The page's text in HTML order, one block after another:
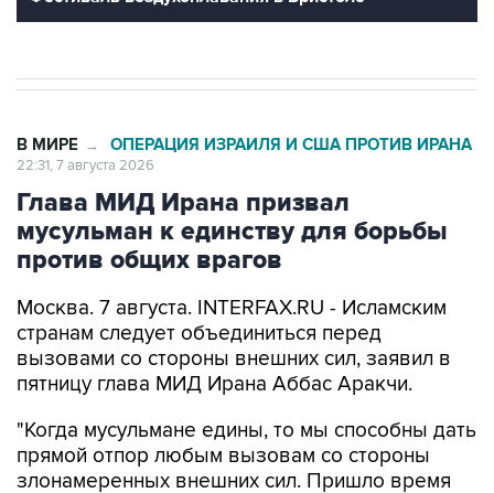
В МИРЕ → ОПЕРАЦИЯ ИЗРАИЛЯ И США ПРОТИВ ИРАНА
22:31, 7 августа 2026
Глава МИД Ирана призвал
мусульман к единству для борьбы
против общих врагов
Москва. 7 августа. INTERFAX.RU - Исламским
странам следует объединиться перед
вызовами со стороны внешних сил, заявил в
пятницу глава МИД Ирана Аббас Аракчи.
"Когда мусульмане едины, то мы способны дать
прямой отпор любым вызовам со стороны
злонамеренных внешних сил. Пришло время